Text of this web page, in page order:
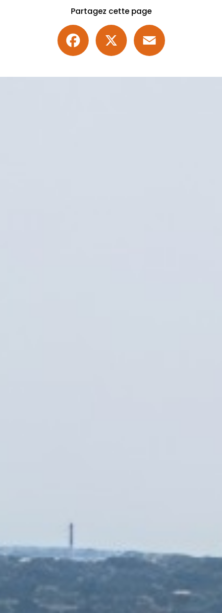
Partagez cette page
Facebook